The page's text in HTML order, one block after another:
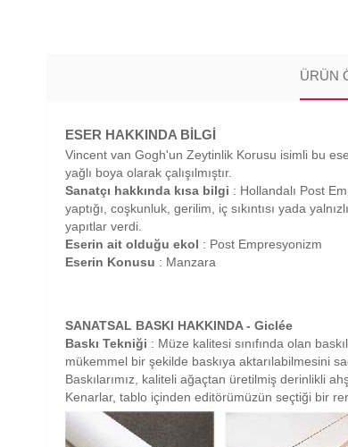
ÜRÜN
ESER HAKKINDA BİLGİ
Vincent van Gogh'un Zeytinlik Korusu isimli bu
yağlı boya olarak çalışılmıştır.
Sanatçı hakkında kısa bilgi : Hollandalı Post
yaptığı, coşkunluk, gerilim, iç sıkıntısı yada
yapıtlar verdi.
Eserin ait olduğu ekol : Post Empresyonizm
Eserin Konusu : Manzara
SANATSAL BASKI HAKKINDA - Giclée
Baskı Tekniği : Müze kalitesi sınıfında olan
mükemmel bir şekilde baskıya aktarılabilmesini
Baskılarımız, kaliteli ağaçtan üretilmiş derinlikli
Kenarlar, tablo içinden editörümüzün seçtiği bir